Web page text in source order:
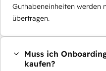
Guthabeneinheiten werden
übertragen.
Muss ich
kaufen?